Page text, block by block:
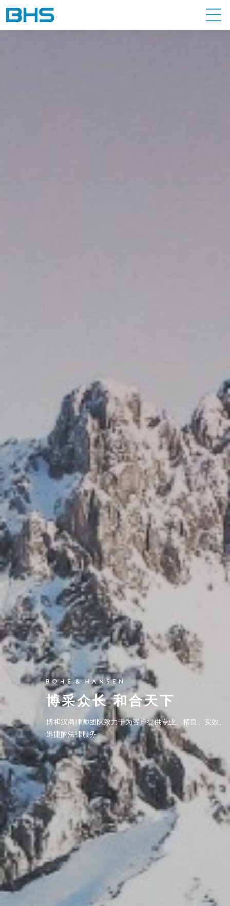
博采众长 和合天下
博和汉商律师团队致力于为客户提供专业、精良、实效、
迅捷的法律服务
博采众长 和合天下
博和汉商律师团队致力于为客户提供专业、精良、实效、
迅捷的法律服务